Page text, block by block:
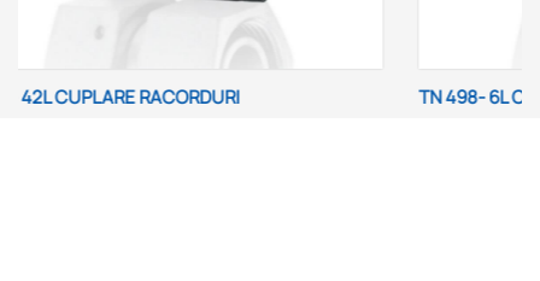
TN 498- 6L CUPLARE RACORDURI